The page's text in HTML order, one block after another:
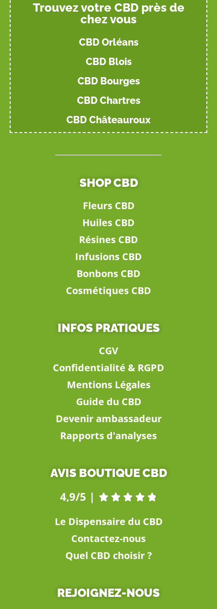
Trouvez votre CBD près de
chez vous
CBD Orléans
CBD Blois
CBD Bourges
CBD Chartres
CBD Châteauroux
SHOP CBD
Fleurs CBD
Huiles CBD
Résines CBD
Infusions CBD
Bonbons CBD
Cosmétiques CBD
INFOS PRATIQUES
CGV
Confidentialité & RGPD
Mentions Légales
Guide du CBD
Devenir ambassadeur
Rapports d'analyses
AVIS BOUTIQUE CBD
4,9/5 |     
Le Dispensaire du CBD
Contactez-nous
Quel CBD choisir ?
REJOIGNEZ-NOUS